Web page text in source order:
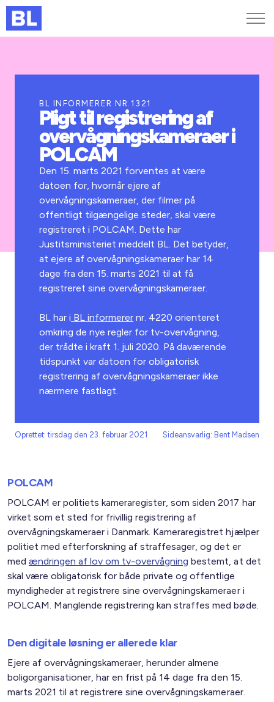
Kurser og arrangementer
Jobportalen
BL INFORMERER NR.1321
Pligt til registrering af
overvågningskameraer i
POLCAM
Den 15. marts 2021 forventes at være
datoen for, hvornår ejere af
overvågningskameraer, der filmer på
offentligt tilgængelige steder, skal være
registreret i POLCAM. Dette har
Justitsministeriet meddelt BL. Det betyder,
at ejere af overvågningskameraer har 14
dage fra den 15. marts 2021 til at få
registreret sine overvågningskameraer.
BL har i BL informerer nr. 4220 orienteret
omkring de nye regler for tv-overvågning,
der trådte i kraft 1. juli 2020. På daværende
tidspunkt var datoen for obligatorisk
registrering af overvågningskameraer ikke
nærmere fastlagt.
Oprettet: tirsdag den 23. februar 2021 Sideansvarlig: Bent Madsen
POLCAM
POLCAM er politiets kameraregister, som siden 2017 har
virket som et sted for frivillig registrering af
overvågningskameraer i Danmark. Kameraregistret hjælper
politiet med efterforskning af straffesager, og det er
medændringen af lov om tv-overvågning bestemt, at det
skal være obligatorisk for både private og offentlige
myndigheder at registrere sine overvågningskameraer i
POLCAM. Manglende registrering kan straffes med bøde.
Den digitale løsning er allerede klar
Ejere af overvågningskameraer, herunder almene
boligorganisationer, har en frist på 14 dage fra den 15.
marts 2021 til at registrere sine overvågningskameraer.